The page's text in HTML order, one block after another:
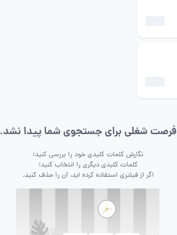
فرصت شغلی برای جستجوی شما پیدا نشد.
نگارش کلمات کلیدی خود را بررسی کنید؛
کلمات کلیدی دیگری را انتخاب کنید؛
اگر از فیلتری استفاده کرده اید، آن را حذف کنید.